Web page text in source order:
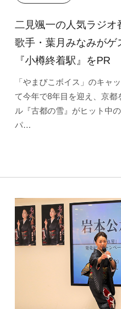
二見颯一の人気ラジオ
歌手・葉月みなみが
『小樽終着駅』をPR
「やまびこボイス」のキャ
て今年で8年目を迎え、京
ル『古都の雪』がヒット中
パ…